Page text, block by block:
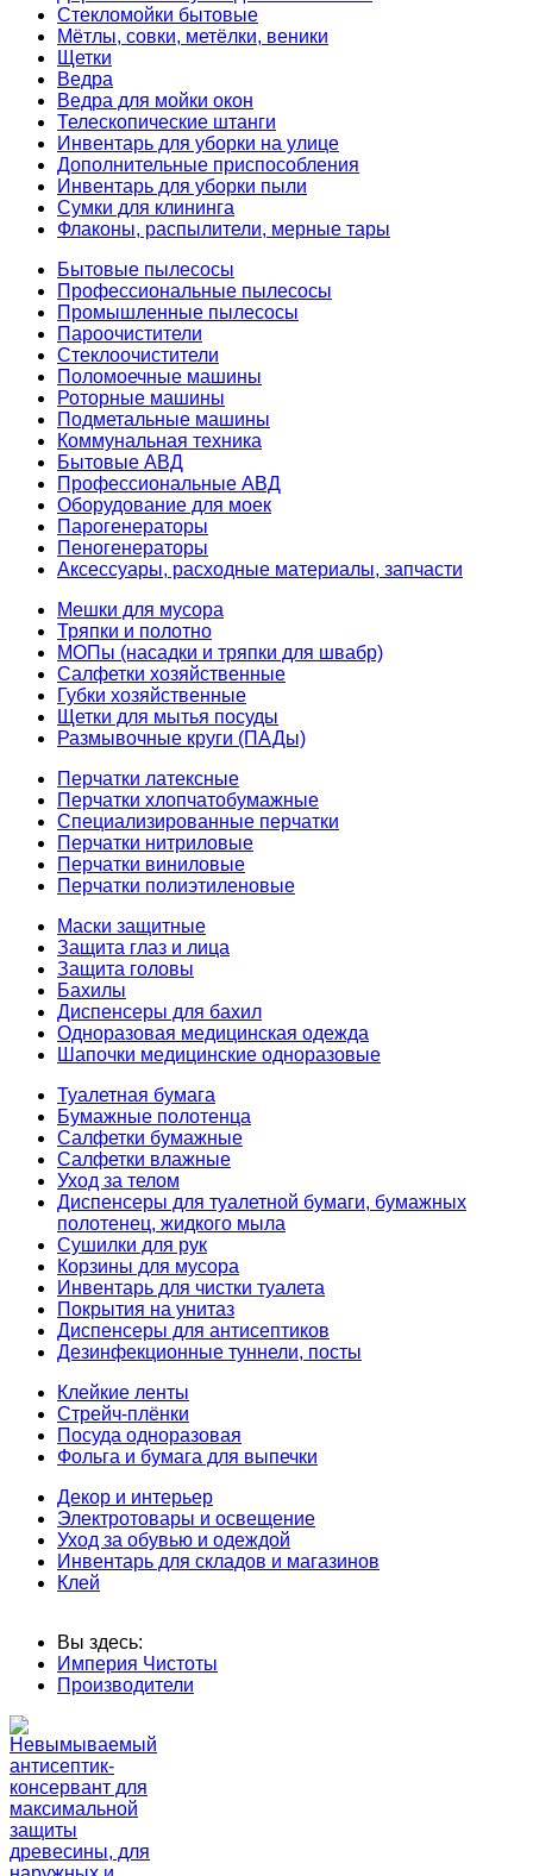
Стекломойки бытовые
Мётлы, совки, метёлки, веники
Щетки
Ведра
Ведра для мойки окон
Телескопические штанги
Инвентарь для уборки на улице
Дополнительные приспособления
Инвентарь для уборки пыли
Сумки для клининга
Флаконы, распылители, мерные тары
Бытовые пылесосы
Профессиональные пылесосы
Промышленные пылесосы
Пароочистители
Стеклоочистители
Поломоечные машины
Роторные машины
Подметальные машины
Коммунальная техника
Бытовые АВД
Профессиональные АВД
Оборудование для моек
Парогенераторы
Пеногенераторы
Аксессуары, расходные материалы, запчасти
Мешки для мусора
Тряпки и полотно
МОПы (насадки и тряпки для швабр)
Салфетки хозяйственные
Губки хозяйственные
Щетки для мытья посуды
Размывочные круги (ПАДы)
Перчатки латексные
Перчатки хлопчатобумажные
Специализированные перчатки
Перчатки нитриловые
Перчатки виниловые
Перчатки полиэтиленовые
Маски защитные
Защита глаз и лица
Защита головы
Бахилы
Диспенсеры для бахил
Одноразовая медицинская одежда
Шапочки медицинские одноразовые
Туалетная бумага
Бумажные полотенца
Салфетки бумажные
Салфетки влажные
Уход за телом
Диспенсеры для туалетной бумаги, бумажных
полотенец, жидкого мыла
Сушилки для рук
Корзины для мусора
Инвентарь для чистки туалета
Покрытия на унитаз
Диспенсеры для антисептиков
Дезинфекционные туннели, посты
Клейкие ленты
Стрейч-плёнки
Посуда одноразовая
Фольга и бумага для выпечки
Декор и интерьер
Электротовары и освещение
Уход за обувью и одеждой
Инвентарь для складов и магазинов
Клей
Вы здесь:
Империя Чистоты
Производители